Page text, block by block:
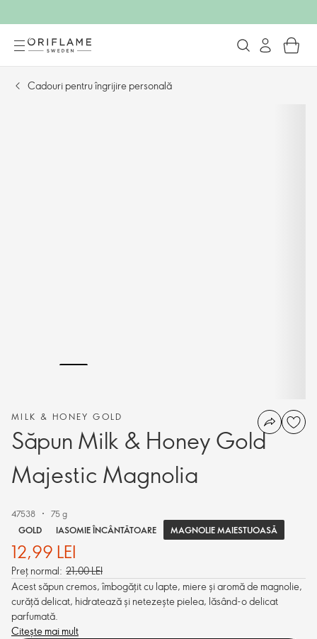
Cadouri pentru îngrijire personală
MILK & HONEY GOLD
Săpun Milk & Honey Gold
Majestic Magnolia
47538
75 g
GOLD
IASOMIE ÎNCÂNTĂTOARE MAGNOLIE MAIESTUOASĂ
12,99 LEI
Preț normal: 21,00 LEI
Acest săpun cremos, îmbogățit cu lapte, miere și aromă de magnolie,
curăță delicat, hidratează și netezește pielea, lăsând-o delicat
parfumată.
Citește mai mult